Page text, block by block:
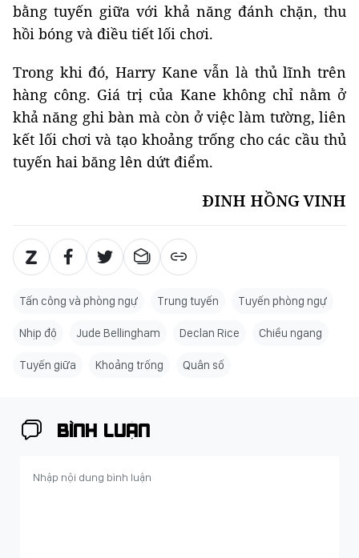
bằng tuyến giữa với khả năng đánh chặn, thu
hồi bóng và điều tiết lối chơi.
Trong khi đó, Harry Kane vẫn là thủ lĩnh trên
hàng công. Giá trị của Kane không chỉ nằm ở
khả năng ghi bàn mà còn ở việc làm tường, liên
kết lối chơi và tạo khoảng trống cho các cầu thủ
tuyến hai băng lên dứt điểm.
ĐINH HỒNG VINH
Tấn công và phòng ngự Trung tuyến Tuyến phòng ngự
Nhịp độ Jude Bellingham Declan Rice Chiều ngang
Tuyến giữa Khoảng trống Quân số
BÌNH LUẬN